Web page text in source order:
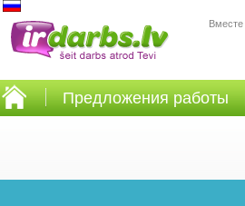
Вместе
Предложения работы